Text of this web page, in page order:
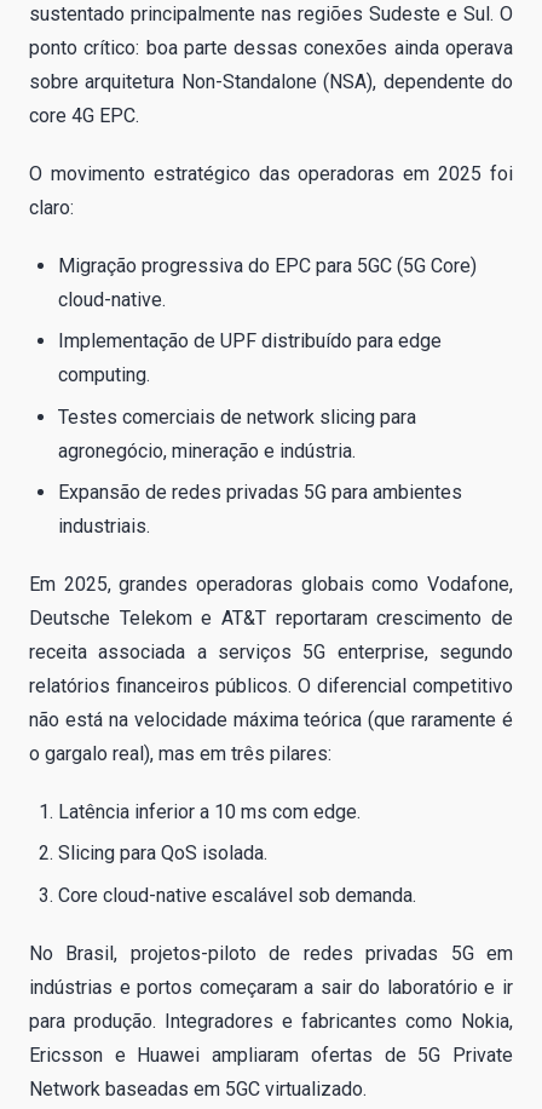
sustentado principalmente nas regiões Sudeste e Sul. O
ponto crítico: boa parte dessas conexões ainda operava
sobre arquitetura Non-Standalone (NSA), dependente do
core 4G EPC.
O movimento estratégico das operadoras em 2025 foi
claro:
Migração progressiva do EPC para 5GC (5G Core)
cloud-native.
Implementação de UPF distribuído para edge
computing.
Testes comerciais de network slicing para
agronegócio, mineração e indústria.
Expansão de redes privadas 5G para ambientes
industriais.
Em 2025, grandes operadoras globais como Vodafone,
Deutsche Telekom e AT&T reportaram crescimento de
receita associada a serviços 5G enterprise, segundo
relatórios financeiros públicos. O diferencial competitivo
não está na velocidade máxima teórica (que raramente é
o gargalo real), mas em três pilares:
Latência inferior a 10 ms com edge.
Slicing para QoS isolada.
Core cloud-native escalável sob demanda.
No Brasil, projetos-piloto de redes privadas 5G em
indústrias e portos começaram a sair do laboratório e ir
para produção. Integradores e fabricantes como Nokia,
Ericsson e Huawei ampliaram ofertas de 5G Private
Network baseadas em 5GC virtualizado.